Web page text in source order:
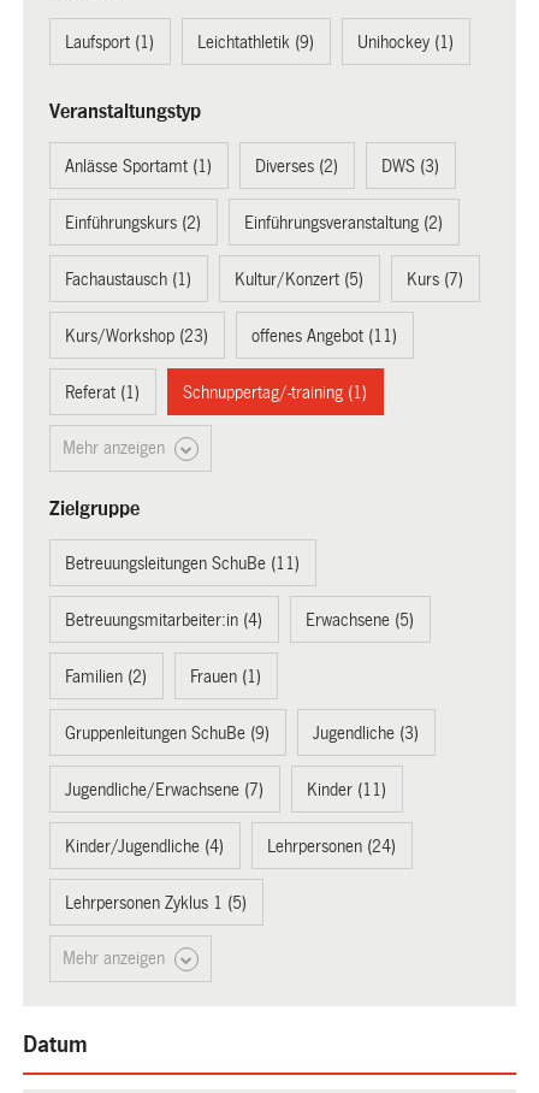
Laufsport (1) Leichtathletik (9) Unihockey (1)
Veranstaltungstyp
Anlässe Sportamt (1) Diverses (2) DWS (3)
Einführungskurs (2) Einführungsveranstaltung (2)
Fachaustausch (1) Kultur/Konzert (5) Kurs (7)
Kurs/Workshop (23) offenes Angebot (11)
Referat (1) Schnuppertag/-training (1)
Mehr anzeigen
Zielgruppe
Betreuungsleitungen SchuBe (11)
Betreuungsmitarbeiter:in (4) Erwachsene (5)
Familien (2) Frauen (1)
Gruppenleitungen SchuBe (9) Jugendliche (3)
Jugendliche/Erwachsene (7) Kinder (11)
Kinder/Jugendliche (4) Lehrpersonen (24)
Lehrpersonen Zyklus 1 (5)
Mehr anzeigen
Datum